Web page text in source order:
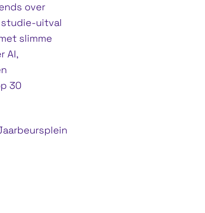
over
uitval
slimme
AI,
30